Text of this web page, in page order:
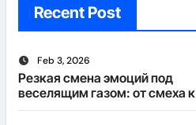
Recent Post
Feb 3, 2026
Резкая смена эмоций под
веселящим газом: от смеха к
тишине